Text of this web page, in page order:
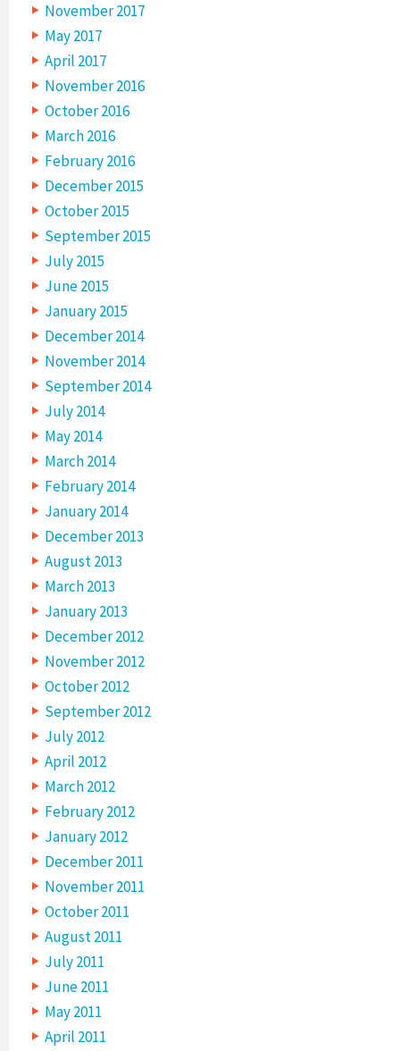
November 2017
May 2017
April 2017
November 2016
October 2016
March 2016
February 2016
December 2015
October 2015
September 2015
July 2015
June 2015
January 2015
December 2014
November 2014
September 2014
July 2014
May 2014
March 2014
February 2014
January 2014
December 2013
August 2013
March 2013
January 2013
December 2012
November 2012
October 2012
September 2012
July 2012
April 2012
March 2012
February 2012
January 2012
December 2011
November 2011
October 2011
August 2011
July 2011
June 2011
May 2011
April 2011